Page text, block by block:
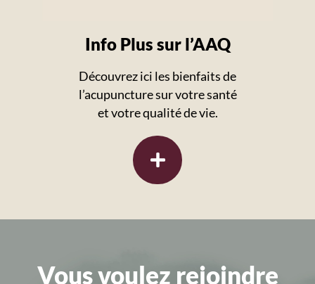
Info Plus sur l’AAQ
Découvrez ici les bienfaits de
l’acupuncture sur votre santé
et votre qualité de vie.
Vous voulez rejoindre